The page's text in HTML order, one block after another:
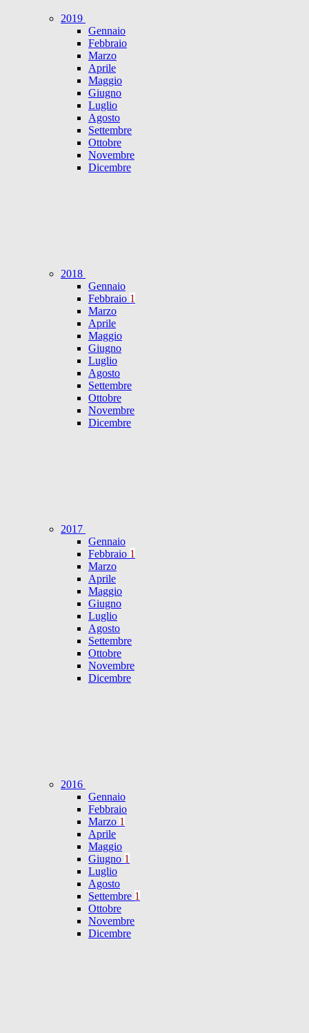
2019
Gennaio
Febbraio
Marzo
Aprile
Maggio
Giugno
Luglio
Agosto
Settembre
Ottobre
Novembre
Dicembre
2018
Gennaio
Febbraio 1
Marzo
Aprile
Maggio
Giugno
Luglio
Agosto
Settembre
Ottobre
Novembre
Dicembre
2017
Gennaio
Febbraio 1
Marzo
Aprile
Maggio
Giugno
Luglio
Agosto
Settembre
Ottobre
Novembre
Dicembre
2016
Gennaio
Febbraio
Marzo 1
Aprile
Maggio
Giugno 1
Luglio
Agosto
Settembre 1
Ottobre
Novembre
Dicembre